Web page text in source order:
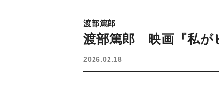
渡部篤郎
渡部篤郎 映画『私が
2026.02.18